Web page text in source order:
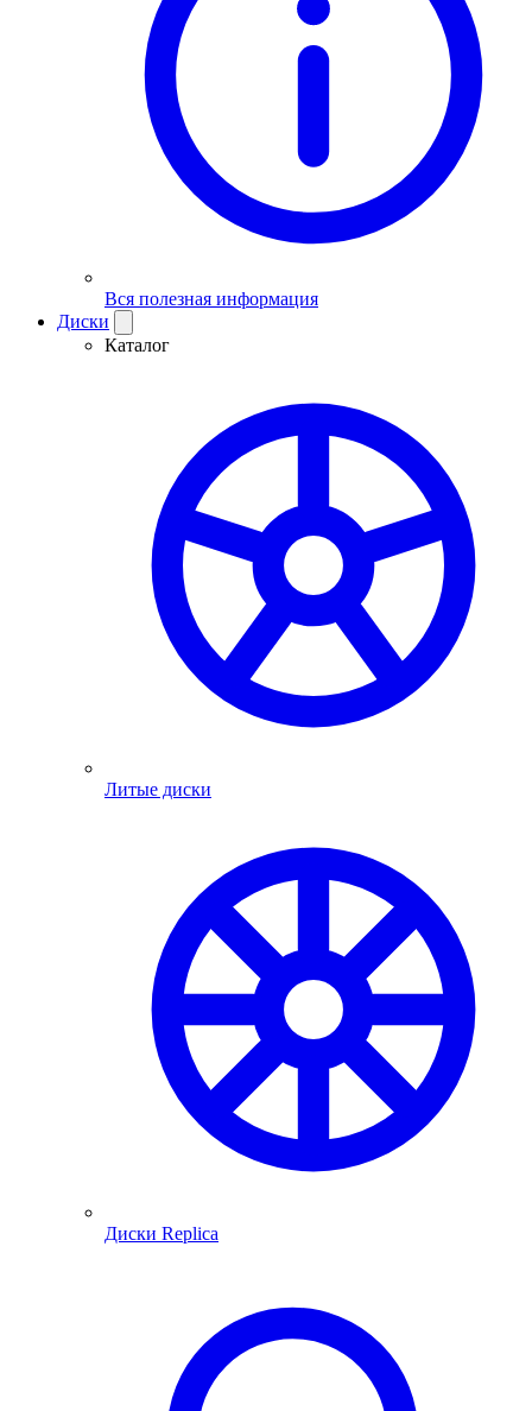
Вся полезная информация
Диски
Каталог
Литые диски
Диски Replica